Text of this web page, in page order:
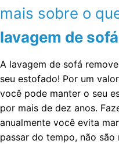
mais sobre o
lavagem de sofá
A lavagem de sofá
seu estofado! Por um
você pode manter o seu
por mais de dez anos.
anualmente você evita
passar do tempo, não são